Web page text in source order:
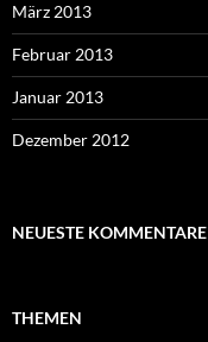
März 2013
Februar 2013
Januar 2013
Dezember 2012
NEUESTE KOMMENTARE
THEMEN